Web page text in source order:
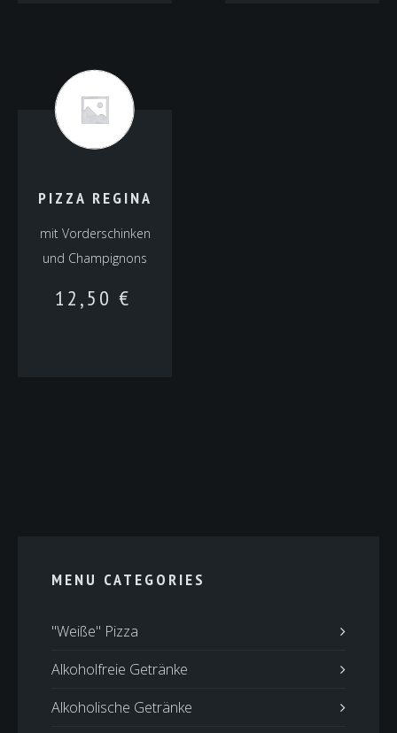
PIZZA REGINA
mit Vorderschinken
und Champignons
12,50 €
MENU CATEGORIES
"Weiße" Pizza
Alkoholfreie Getränke
Alkoholische Getränke